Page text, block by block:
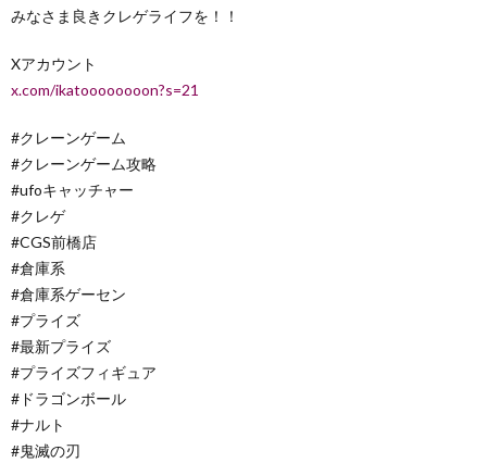
みなさま良きクレゲライフを！！
Xアカウント
x.com/ikatoooooooon?s=21
#クレーンゲーム
#クレーンゲーム攻略
#ufoキャッチャー
#クレゲ
#CGS前橋店
#倉庫系
#倉庫系ゲーセン
#プライズ
#最新プライズ
#プライズフィギュア
#ドラゴンボール
#ナルト
#鬼滅の刃